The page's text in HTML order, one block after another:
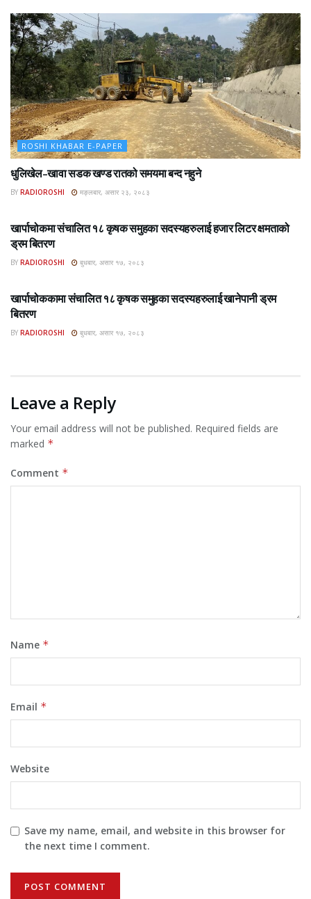
ROSHI KHABAR E-PAPER
धुलिखेल–खावा सडक खण्ड रातको समयमा बन्द नहुने
BY RADIOROSHI मङ्लबार, असार २३, २०८३
खार्पाचोकमा संचालित १८ कृषक समुहका सदस्यहरुलाई हजार लिटर क्षमताको
ड्रम बितरण
BY RADIOROSHI बुधबार, असार १७, २०८३
खार्पाचोककामा संचालित १८ कृषक समुहका सदस्यहरुलाई खानेपानी ड्रम
बितरण
BY RADIOROSHI बुधबार, असार १७, २०८३
Leave a Reply
Your email address will not be published. Required fields are
marked *
Comment *
Name *
Email *
Website
Save my name, email, and website in this browser for
the next time I comment.